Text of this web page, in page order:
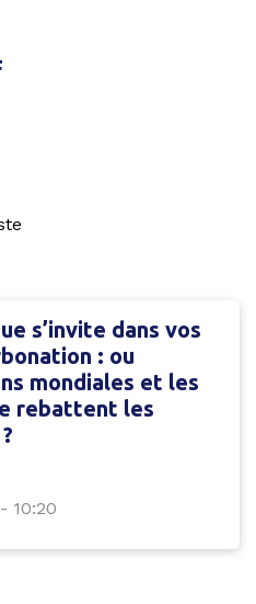
s’invite dans vos
: ou
mondiales et les
rebattent les
10:20